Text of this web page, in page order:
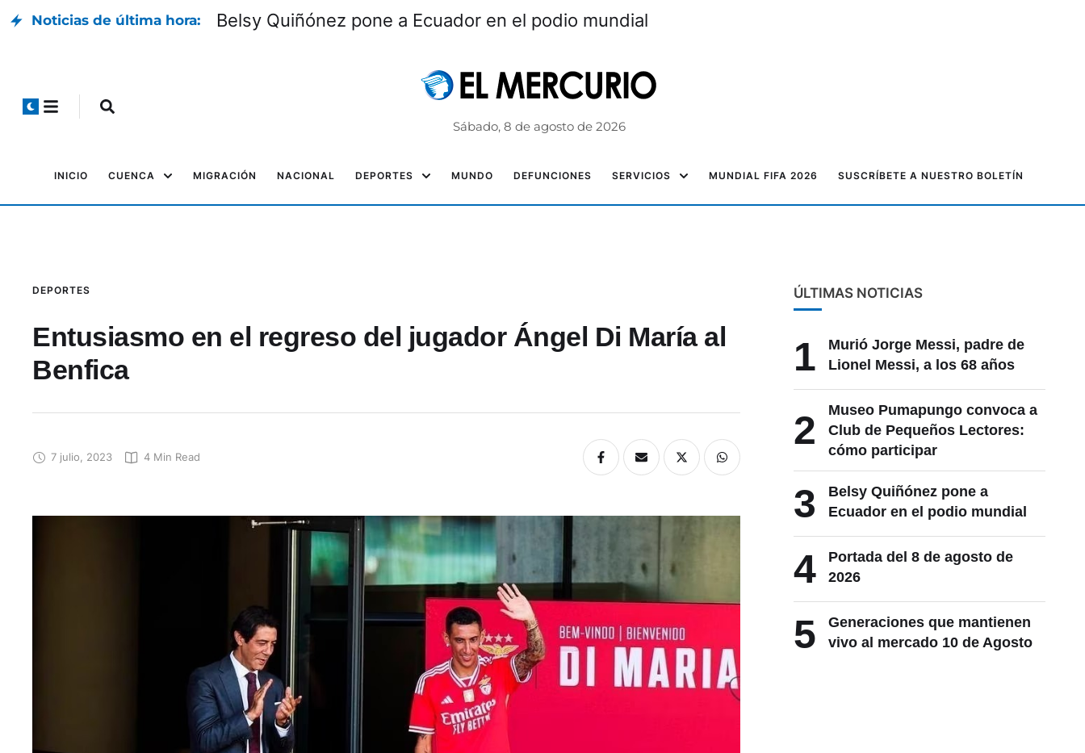
Noticias de última hora: Belsy Quiñónez pone a Ecuador en el podio mundial
Sábado, 8 de agosto de 2026
INICIO CUENCA MIGRACIÓN NACIONAL DEPORTES MUNDO DEFUNCIONES SERVICIOS MUNDIAL FIFA 2026 SUSCRÍBETE A NUESTRO BOLETÍN
DEPORTES
Entusiasmo en el regreso del jugador Ángel Di María al
Benfica
7 julio, 2023 4 Min Read
ÚLTIMAS NOTICIAS
1
Murió Jorge Messi, padre de
Lionel Messi, a los 68 años
2
Museo Pumapungo convoca a
Club de Pequeños Lectores:
cómo participar
3
Belsy Quiñónez pone a
Ecuador en el podio mundial
4
Portada del 8 de agosto de
2026
5
Generaciones que mantienen
vivo al mercado 10 de Agosto